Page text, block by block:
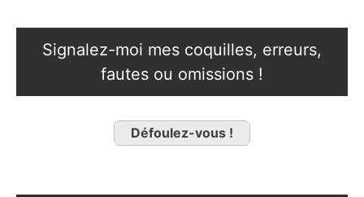
Signalez-moi mes coquilles, erreurs,
fautes ou omissions !
Défoulez-vous !